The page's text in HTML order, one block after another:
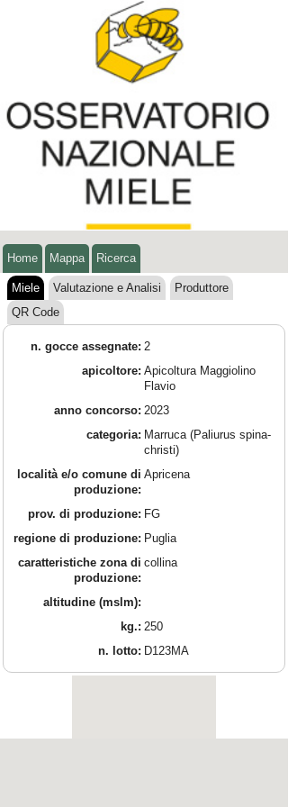
Home Mappa Ricerca
Miele Valutazione e Analisi
Produttore
QR Code
n. gocce assegnate: 2
apicoltore: Apicoltura Maggiolino
Flavio
anno concorso: 2023
categoria: Marruca (Paliurus spina-
christi)
località e/o comune di
produzione:
Apricena
prov. di produzione: FG
regione di produzione: Puglia
caratteristiche zona di
produzione:
collina
altitudine (mslm):
kg.: 250
n. lotto: D123MA